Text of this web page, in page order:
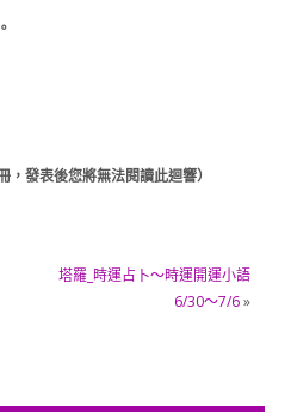
發表後您將無法閱讀此迴響）
塔羅_時運占卜～時運開運小語
6/30～7/6»